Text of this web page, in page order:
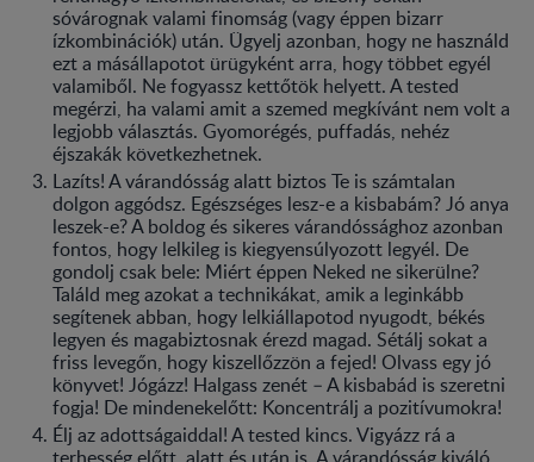
sóvárognak valami finomság (vagy éppen bizarr
ízkombinációk) után. Ügyelj azonban, hogy ne használd
ezt a másállapotot ürügyként arra, hogy többet egyél
valamiből. Ne fogyassz kettőtök helyett. A tested
megérzi, ha valami amit a szemed megkívánt nem volt a
legjobb választás. Gyomorégés, puffadás, nehéz
éjszakák következhetnek.
Lazíts! A várandósság alatt biztos Te is számtalan
dolgon aggódsz. Egészséges lesz-e a kisbabám? Jó anya
leszek-e? A boldog és sikeres várandóssághoz azonban
fontos, hogy lelkileg is kiegyensúlyozott legyél. De
gondolj csak bele: Miért éppen Neked ne sikerülne?
Találd meg azokat a technikákat, amik a leginkább
segítenek abban, hogy lelkiállapotod nyugodt, békés
legyen és magabiztosnak érezd magad. Sétálj sokat a
friss levegőn, hogy kiszellőzzön a fejed! Olvass egy jó
könyvet! Jógázz! Halgass zenét – A kisbabád is szeretni
fogja! De mindenekelőtt: Koncentrálj a pozitívumokra!
Élj az adottságaiddal! A tested kincs. Vigyázz rá a